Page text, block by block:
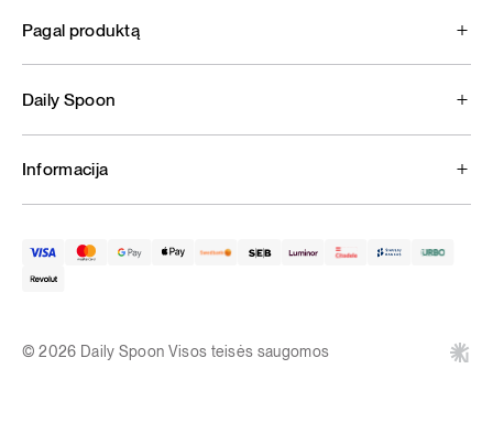
Pagal produktą
Daily Spoon
Informacija
© 2026 Daily Spoon Visos teisės saugomos